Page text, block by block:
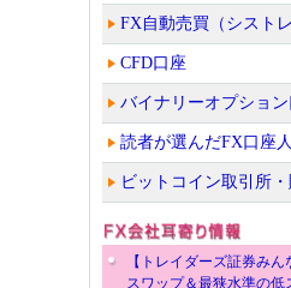
FX自動売買（シスト
CFD口座
バイナリーオプション
読者が選んだFX口座
ビットコイン取引所
【トレイダーズ証券み
スワップ＆最狭水準の低